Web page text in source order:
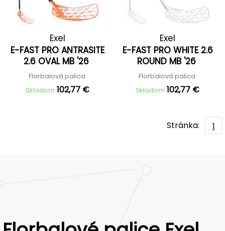
Exel
E-FAST PRO ANTRASITE
2.6 OVAL MB '26
Florbalová palica
Skladom 102,77 €
Exel
E-FAST PRO WHITE 2.6
ROUND MB '26
Florbalová palica
Skladom 102,77 €
Stránka: 1